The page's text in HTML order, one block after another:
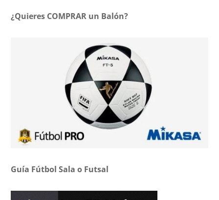
¿Quieres COMPRAR un Balón?
Guía Fútbol Sala o Futsal